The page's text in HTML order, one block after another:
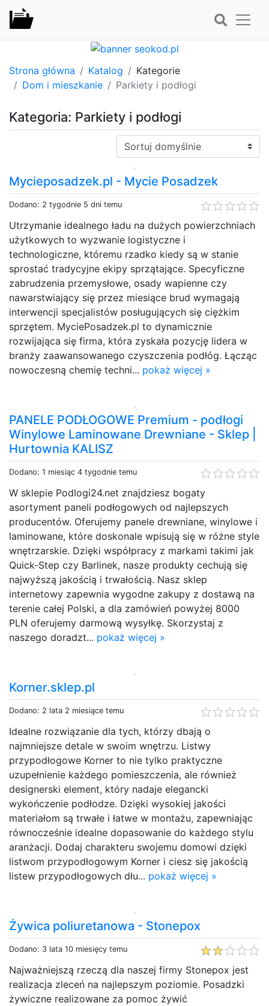
Strona główna Katalog
Kategorie
Dom i mieszkanie
Parkiety i podłogi
Kategoria: Parkiety i podłogi
Sortuj:
Mycieposadzek.pl - Mycie Posadzek
Dodano: 2 tygodnie 5 dni temu
Utrzymanie idealnego ładu na dużych powierzchniach
użytkowych to wyzwanie logistyczne i
technologiczne, któremu rzadko kiedy są w stanie
sprostać tradycyjne ekipy sprzątające. Specyficzne
zabrudzenia przemysłowe, osady wapienne czy
nawarstwiający się przez miesiące brud wymagają
interwencji specjalistów posługujących się ciężkim
sprzętem. MyciePosadzek.pl to dynamicznie
rozwijająca się firma, która zyskała pozycję lidera w
branży zaawansowanego czyszczenia podłóg. Łącząc
nowoczesną chemię techni... pokaż więcej »
PANELE PODŁOGOWE Premium - podłogi
Winylowe Laminowane Drewniane - Sklep |
Hurtownia KALISZ
Dodano: 1 miesiąc 4 tygodnie temu
W sklepie Podlogi24.net znajdziesz bogaty
asortyment paneli podłogowych od najlepszych
producentów. Oferujemy panele drewniane, winylowe i
laminowane, które doskonale wpisują się w różne style
wnętrzarskie. Dzięki współpracy z markami takimi jak
Quick-Step czy Barlinek, nasze produkty cechują się
najwyższą jakością i trwałością. Nasz sklep
internetowy zapewnia wygodne zakupy z dostawą na
terenie całej Polski, a dla zamówień powyżej 8000
PLN oferujemy darmową wysyłkę. Skorzystaj z
naszego doradzt... pokaż więcej »
Korner.sklep.pl
Dodano: 2 lata 2 miesiące temu
Idealne rozwiązanie dla tych, którzy dbają o
najmniejsze detale w swoim wnętrzu. Listwy
przypodłogowe Korner to nie tylko praktyczne
uzupełnienie każdego pomieszczenia, ale również
designerski element, który nadaje elegancki
wykończenie podłodze. Dzięki wysokiej jakości
materiałom są trwałe i łatwe w montażu, zapewniając
równocześnie idealne dopasowanie do każdego stylu
aranżacji. Dodaj charakteru swojemu domowi dzięki
listwom przypodłogowym Korner i ciesz się jakością
listew przypodłogowych dłu... pokaż więcej »
Żywica poliuretanowa - Stonepox
Dodano: 3 lata 10 miesięcy temu
Najważniejszą rzeczą dla naszej firmy Stonepox jest
realizacja zleceń na najlepszym poziomie. Posadzki
żywiczne realizowane za pomoc żywić